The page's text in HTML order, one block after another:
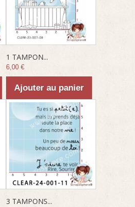
1 TAMPON...
6,00 €
Ajouter au panier
3 TAMPONS...